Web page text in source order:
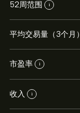
52周范围 i
平均交易量（3个月）
市盈率 i
收入 i